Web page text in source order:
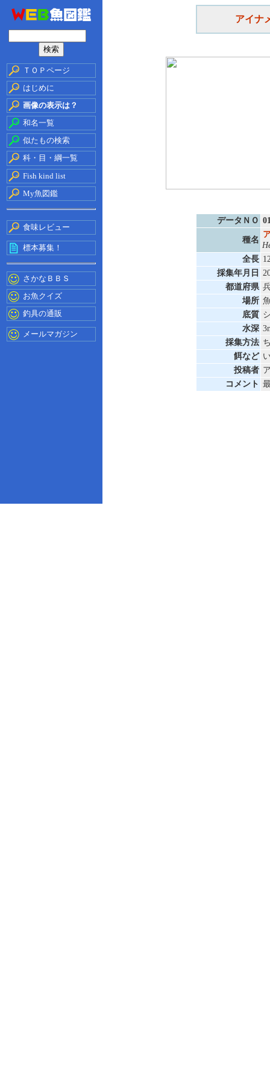
ＴＯＰページ
はじめに
画像の表示は？
和名一覧
似たもの検索
科・目・綱一覧
Fish kind list
My魚図鑑
食味レビュー
標本募集！
さかなＢＢＳ
お魚クイズ
釣具の通販
メールマガジン
アイナ
データＮＯ
種名
全長
採集年月日
都道府県
場所
底質
水深
採集方法
餌など
投稿者
コメント